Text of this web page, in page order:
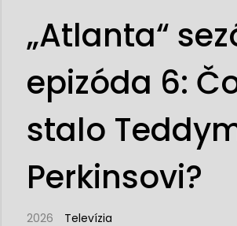
„Atlanta“
epizóda 6:
stalo
Perkinsovi?
2026 Televízia